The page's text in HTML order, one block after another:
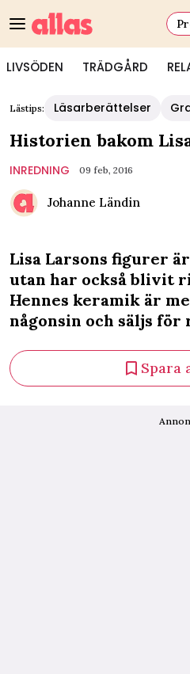
LIVSÖDEN TRÄDGÅRD
Lästips: Läsarberättelser
Historien bakom
INREDNING 09 feb, 2016
Johanne Ländin
Lisa Larsons figurer
utan har också blivit
Hennes keramik är
någonsin och säljs
Spara